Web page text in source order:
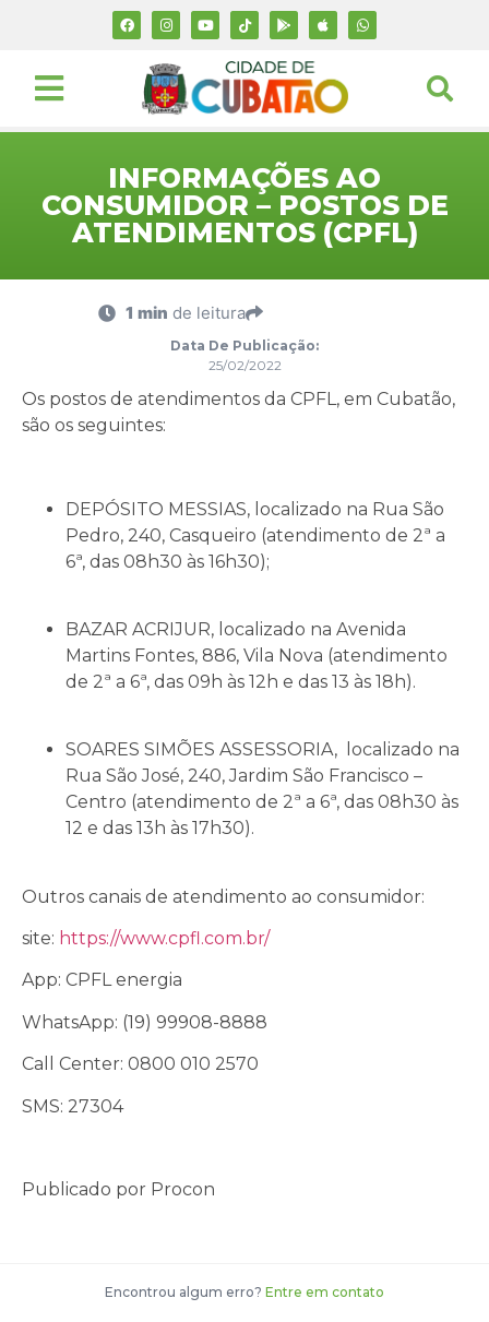
INFORMAÇÕES AO
CONSUMIDOR – POSTOS DE
ATENDIMENTOS (CPFL)
1 min de leitura
Data De Publicação:
25/02/2022
Os postos de atendimentos da CPFL, em Cubatão,
são os seguintes:
DEPÓSITO MESSIAS, localizado na Rua São
Pedro, 240, Casqueiro (atendimento de 2ª a
6ª, das 08h30 às 16h30);
BAZAR ACRIJUR, localizado na Avenida
Martins Fontes, 886, Vila Nova (atendimento
de 2ª a 6ª, das 09h às 12h e das 13 às 18h).
SOARES SIMÕES ASSESSORIA, localizado na
Rua São José, 240, Jardim São Francisco –
Centro (atendimento de 2ª a 6ª, das 08h30 às
12 e das 13h às 17h30).
Outros canais de atendimento ao consumidor:
site: https://www.cpfl.com.br/
App: CPFL energia
WhatsApp: (19) 99908-8888
Call Center: 0800 010 2570
SMS: 27304
Publicado por Procon
Encontrou algum erro? Entre em contato